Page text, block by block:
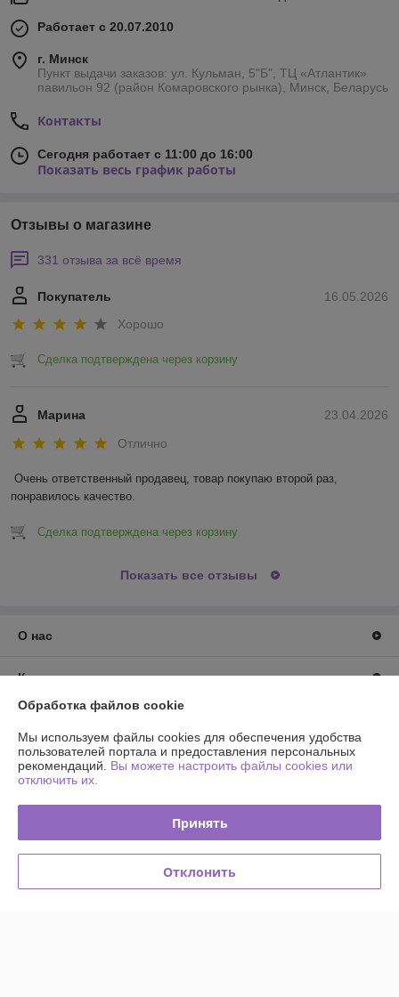
Работает с 20.07.2010
г. Минск
Пункт выдачи заказов: ул. Кульман, 5"Б", ТЦ «Атлантик»
павильон 92 (район Комаровского рынка), Минск, Беларусь
Контакты
Сегодня работает с 11:00 до 16:00
Показать весь график работы
Отзывы о магазине
331 отзыва за всё время
16.05.2026
Покупатель
Хорошо
Сделка подтверждена через корзину
23.04.2026
Марина
Отлично
Очень ответственный продавец, товар покупаю второй раз,
понравилось качество.
Сделка подтверждена через корзину
Показать все отзывы
О нас
Контакты
График работы
Полная версия сайта
Политика обработки cookies
Сайт создан на платформе Deal.by
Обработка файлов cookie
Мы используем файлы cookies для обеспечения удобства
пользователей портала и предоставления персональных
рекомендаций. Вы можете настроить файлы cookies или
отключить их.
Принять
Отклонить